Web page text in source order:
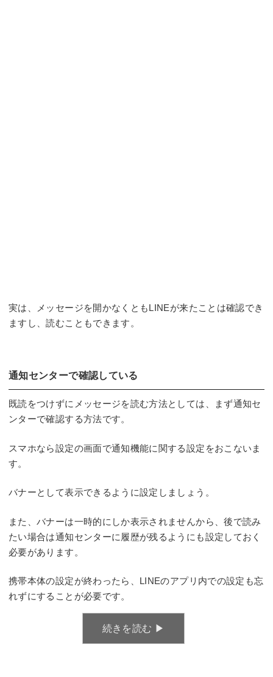
実は、メッセージを開かなくともLINEが来たことは確認でき
ますし、読むこともできます。
通知センターで確認している
既読をつけずにメッセージを読む方法としては、まず通知セ
ンターで確認する方法です。
スマホなら設定の画面で通知機能に関する設定をおこないま
す。
バナーとして表示できるように設定しましょう。
また、バナーは一時的にしか表示されませんから、後で読み
たい場合は通知センターに履歴が残るようにも設定しておく
必要があります。
携帯本体の設定が終わったら、LINEのアプリ内での設定も忘
れずにすることが必要です。
続きを読む ▶︎